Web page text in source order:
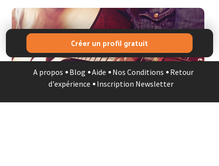
MUSICIEN
Créer un profil gratuit
A propos Blog Aide Nos Conditions
Retour
d'expérience
Inscription Newsletter